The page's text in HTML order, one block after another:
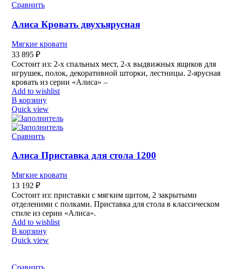
Сравнить
Алиса Кровать двухъярусная
Мягкие кровати
33 895 ₽
Состоит из: 2-х спальных мест, 2-х выдвижных ящиков для
игрушек, полок, декоративной шторки, лестницы. 2-ярусная
кровать из серии «Алиса» –
Add to wishlist
В корзину
Quick view
Сравнить
Алиса Приставка для стола 1200
Мягкие кровати
13 192 ₽
Состоит из: приставки с мягким щитом, 2 закрытыми
отделеними с полками. Приставка для стола в классическом
стиле из серии «Алиса».
Add to wishlist
В корзину
Quick view
Сравнить